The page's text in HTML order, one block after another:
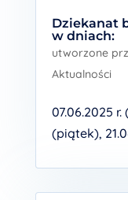
Dziekanat
w dniach:
utworzone
Aktualności
07.06.2025
(piątek),